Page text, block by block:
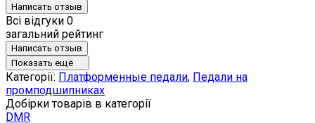
Написать отзыв
Всі відгуки 0
загальний рейтинг
Написать отзыв
Показать ещё
Категорії: Платформенные педали, Педали на
промподшипниках
Добірки товарів в категорії
DMR